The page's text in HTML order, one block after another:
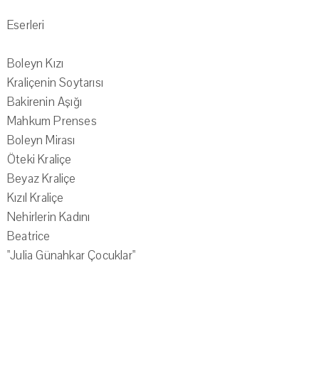
Eserleri
Boleyn Kızı
Kraliçenin Soytarısı
Bakirenin Aşığı
Mahkum Prenses
Boleyn Mirası
Öteki Kraliçe
Beyaz Kraliçe
Kızıl Kraliçe
Nehirlerin Kadını
Beatrice
"Julia Günahkar Çocuklar"